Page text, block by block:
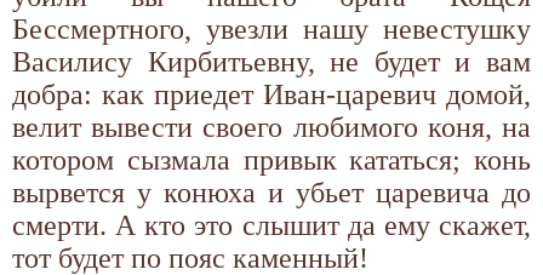
Бессмертного, увезли нашу невестушку
Василису Кирбитьевну, не будет и вам
добра: как приедет Иван-царевич домой,
велит вывести своего любимого коня, на
котором сызмала привык кататься; конь
вырвется у конюха и убьет царевича до
смерти. А кто это слышит да ему скажет,
тот будет по пояс каменный!